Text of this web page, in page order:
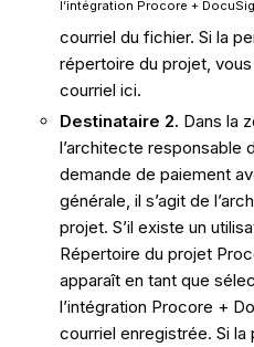
l’intégration Procore +
courriel du fichier. Si la
répertoire du projet,
courriel ici.
Destinataire 2. Dans la
l’architecte responsable
demande de paiement
générale, il s’agit de
projet. S’il existe un
Répertoire du projet
apparaît en tant que
l’intégration Procore +
courriel enregistrée. Si la